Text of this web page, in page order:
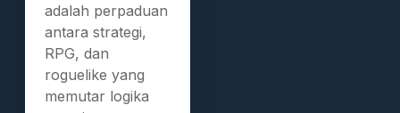
adalah perpaduan
antara strategi,
RPG, dan
roguelike yang
memutar logika